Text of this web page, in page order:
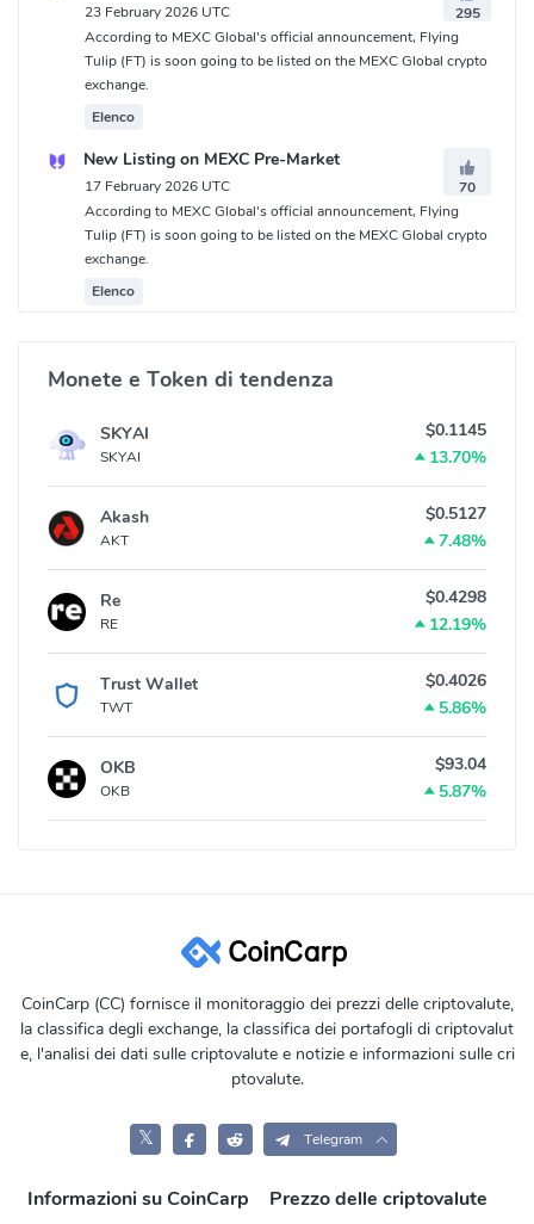
23 February 2026 UTC
295
According to MEXC Global's official announcement, Flying
Tulip (FT) is soon going to be listed on the MEXC Global crypto
exchange.
Elenco
New Listing on MEXC Pre-Market
17 February 2026 UTC
70
According to MEXC Global's official announcement, Flying
Tulip (FT) is soon going to be listed on the MEXC Global crypto
exchange.
Elenco
Monete e Token di tendenza
SKYAI
SKYAI
$0.1145
13.70%
Akash
AKT
$0.5127
7.48%
Re
RE
$0.4298
12.19%
Trust Wallet
TWT
$0.4026
5.86%
OKB
OKB
$93.04
5.87%
CoinCarp (CC) fornisce il monitoraggio dei prezzi delle criptovalute,
la classifica degli exchange, la classifica dei portafogli di criptovalut
e, l'analisi dei dati sulle criptovalute e notizie e informazioni sulle cri
ptovalute.
𝕏 Telegram
Informazioni su CoinCarp Prezzo delle criptovalute